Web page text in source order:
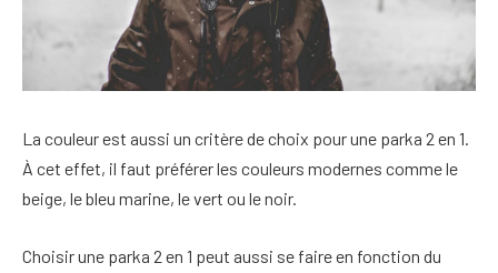
La couleur est aussi un critère de choix pour une parka 2 en 1.
À cet effet, il faut préférer les couleurs modernes comme le
beige, le bleu marine, le vert ou le noir.
Choisir une parka 2 en 1 peut aussi se faire en fonction du